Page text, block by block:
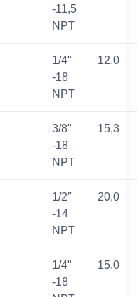
-11,5
NPT
1/4"
-18
NPT
12,0
3/8"
-18
NPT
15,3
1/2″
-14
NPT
20,0
1/4"
-18
15,0